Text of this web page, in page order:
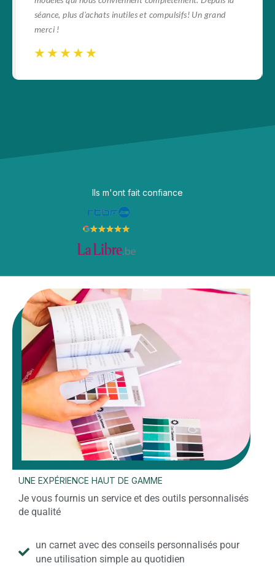
séance, plus d'achats inutiles et compulsifs! Un grand
merci !
☆ ☆ ☆ ☆ ☆
Ils m'ont fait confiance
UNE EXPÉRIENCE HAUT DE GAMME
Je vous fournis un service et des outils personnalisés
de qualité
un carnet avec des conseils personnalisés pour
une utilisation simple au quotidien